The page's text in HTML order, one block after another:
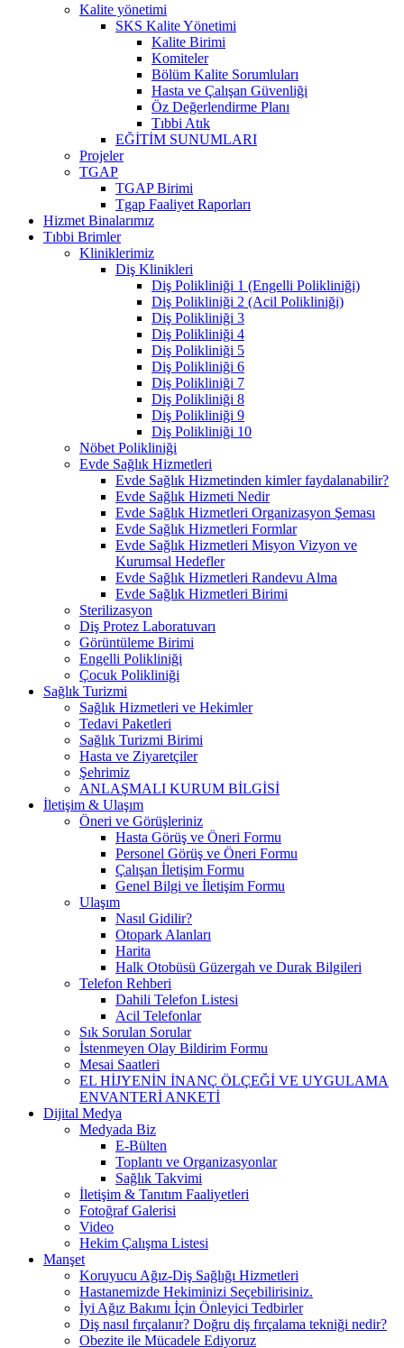
Kalite yönetimi
SKS Kalite Yönetimi
Kalite Birimi
Komiteler
Bölüm Kalite Sorumluları
Hasta ve Çalışan Güvenliği
Öz Değerlendirme Planı
Tıbbi Atık
EĞİTİM SUNUMLARI
Projeler
TGAP
TGAP Birimi
Tgap Faaliyet Raporları
Hizmet Binalarımız
Tıbbi Brimler
Kliniklerimiz
Diş Klinikleri
Diş Polikliniği 1 (Engelli Polikliniği)
Diş Polikliniği 2 (Acil Polikliniği)
Diş Polikliniği 3
Diş Polikliniği 4
Diş Polikliniği 5
Diş Polikliniği 6
Diş Polikliniği 7
Diş Polikliniği 8
Diş Polikliniği 9
Diş Polikliniği 10
Nöbet Polikliniği
Evde Sağlık Hizmetleri
Evde Sağlık Hizmetinden kimler faydalanabilir?
Evde Sağlık Hizmeti Nedir
Evde Sağlık Hizmetleri Organizasyon Şeması
Evde Sağlık Hizmetleri Formlar
Evde Sağlık Hizmetleri Misyon Vizyon ve
Kurumsal Hedefler
Evde Sağlık Hizmetleri Randevu Alma
Evde Sağlık Hizmetleri Birimi
Sterilizasyon
Diş Protez Laboratuvarı
Görüntüleme Birimi
Engelli Polikliniği
Çocuk Polikliniği
Sağlık Turizmi
Sağlık Hizmetleri ve Hekimler
Tedavi Paketleri
Sağlık Turizmi Birimi
Hasta ve Ziyaretçiler
Şehrimiz
ANLAŞMALI KURUM BİLGİSİ
İletişim & Ulaşım
Öneri ve Görüşleriniz
Hasta Görüş ve Öneri Formu
Personel Görüş ve Öneri Formu
Çalışan İletişim Formu
Genel Bilgi ve İletişim Formu
Ulaşım
Nasıl Gidilir?
Otopark Alanları
Harita
Halk Otobüsü Güzergah ve Durak Bilgileri
Telefon Rehberi
Dahili Telefon Listesi
Acil Telefonlar
Sık Sorulan Sorular
İstenmeyen Olay Bildirim Formu
Mesai Saatleri
EL HİJYENİN İNANÇ ÖLÇEĞİ VE UYGULAMA
ENVANTERİ ANKETİ
Dijital Medya
Medyada Biz
E-Bülten
Toplantı ve Organizasyonlar
Sağlık Takvimi
İletişim & Tanıtım Faaliyetleri
Fotoğraf Galerisi
Video
Hekim Çalışma Listesi
Manşet
Koruyucu Ağız-Diş Sağlığı Hizmetleri
Hastanemizde Hekiminizi Seçebilirisiniz.
İyi Ağız Bakımı İçin Önleyici Tedbirler
Diş nasıl fırçalanır? Doğru diş fırçalama tekniği nedir?
Obezite ile Mücadele Ediyoruz